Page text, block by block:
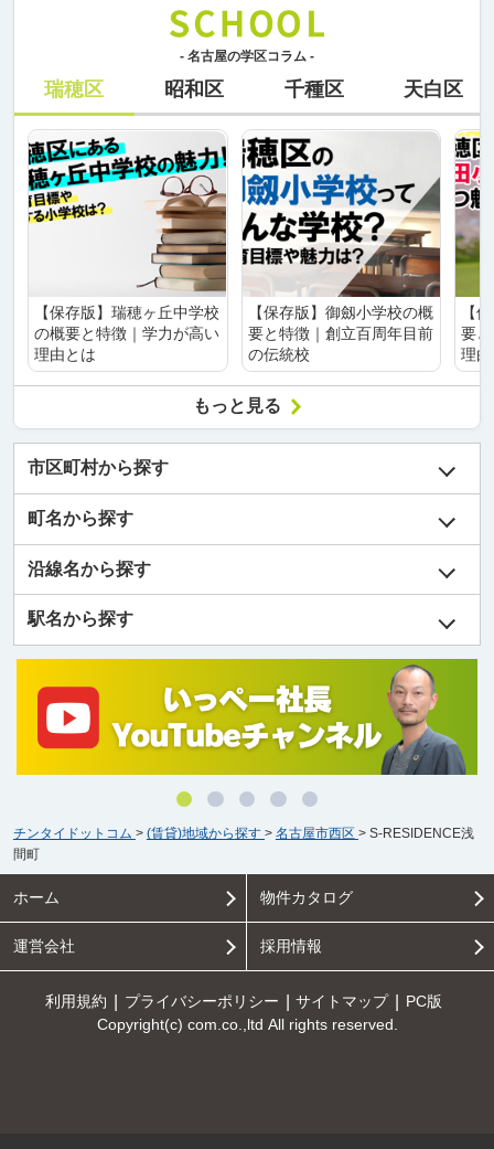
- 名古屋の学区コラム -
瑞穂区 昭和区 千種区 天白区
【保存版】瑞穂ヶ丘中学校
の概要と特徴｜学力が高い
理由とは
【保存版】御劔小学校の概
要と特徴｜創立百周年目前
の伝統校
【
要
理
もっと見る
市区町村から探す
町名から探す
沿線名から探す
駅名から探す
チンタイドットコム > (賃貸)地域から探す > 名古屋市西区 > S-RESIDENCE浅
間町
ホーム 物件カタログ
運営会社 採用情報
利用規約 プライバシーポリシー サイトマップ
PC版
Copyright(c) com.co.,ltd All rights reserved.